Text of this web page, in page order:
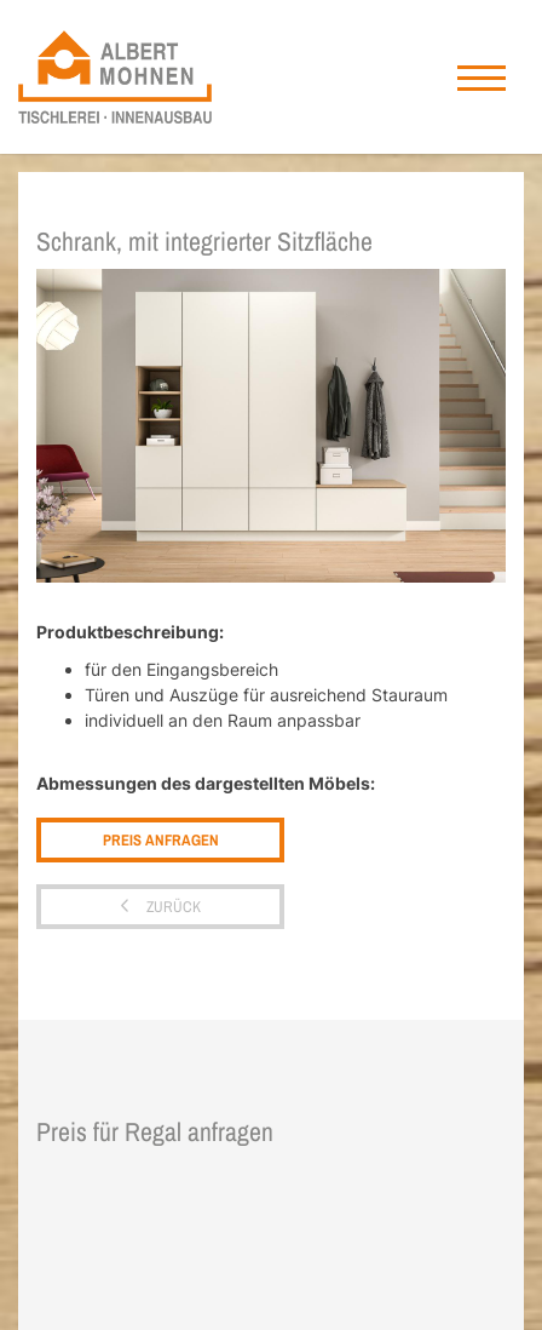
Schrank, mit integrierter Sitzfläche
Produktbeschreibung:
für den Eingangsbereich
Türen und Auszüge für ausreichend Stauraum
individuell an den Raum anpassbar
Abmessungen des dargestellten Möbels:
PREIS ANFRAGEN
ZURÜCK
Preis für Regal anfragen